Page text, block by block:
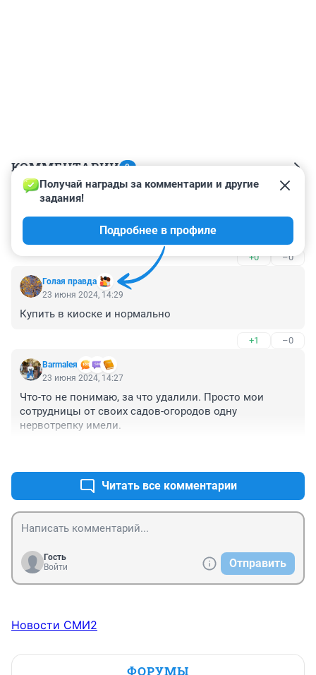
КОММЕНТАРИИ 9
Гость
Врунебомбическая статья
+0 –0
Голая правда
Получай награды за комментарии и другие
задания!
Подробнее в профиле
23 июня 2024, 14:29
Купить в киоске и нормально
+1 –0
Barmaleя
23 июня 2024, 14:27
Что-то не понимаю, за что удалили. Просто мои
сотрудницы от своих садов-огородов одну
нервотрепку имели.
Читать все комментарии
Гость
Войти
Отправить
Новости СМИ2
ФОРУМЫ